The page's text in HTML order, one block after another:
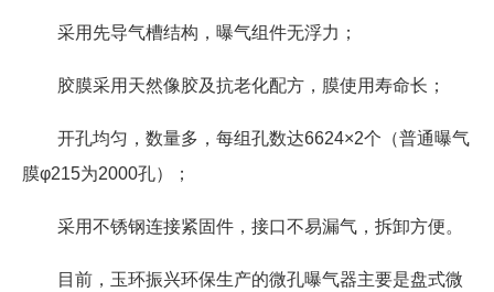
采用先导气槽结构，曝气组件无浮力；
胶膜采用天然像胶及抗老化配方，膜使用寿命长；
开孔均匀，数量多，每组孔数达6624×2个（普通曝气
膜φ215为2000孔）；
采用不锈钢连接紧固件，接口不易漏气，拆卸方便。
目前，玉环振兴环保生产的微孔曝气器主要是盘式微